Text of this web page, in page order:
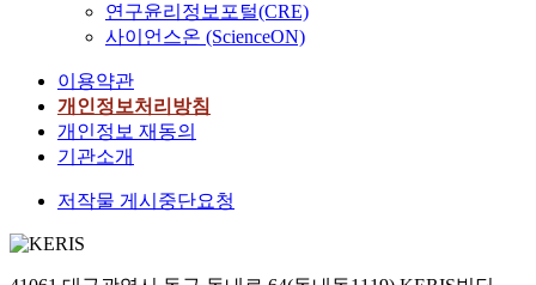
연구윤리정보포털(CRE)
사이언스온 (ScienceON)
이용약관
개인정보처리방침
개인정보 재동의
기관소개
저작물 게시중단요청